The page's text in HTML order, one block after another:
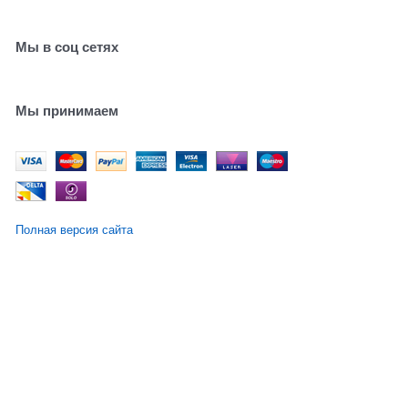
Мы в соц сетях
Мы принимаем
Полная версия сайта